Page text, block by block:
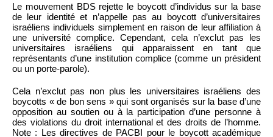
Le mouvement BDS rejette le boycott d’individus sur la base
de leur identité et n’appelle pas au boycott d’universitaires
israéliens individuels simplement en raison de leur affiliation à
une université complice. Cependant, cela n’exclut pas les
universitaires israéliens qui apparaissent en tant que
représentants d’une institution complice (comme un président
ou un porte-parole).
Cela n’exclut pas non plus les universitaires israéliens des
boycotts « de bon sens » qui sont organisés sur la base d’une
opposition au soutien ou à la participation d’une personne à
des violations du droit international et des droits de l’homme.
Note : Les directives de PACBI pour le boycott académique